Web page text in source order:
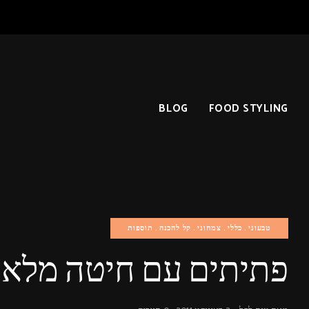
FOOD STYLING
BLOG
טבעוני כללי צמחוני קל להכנה תוספות
פתיתים עם חיטה